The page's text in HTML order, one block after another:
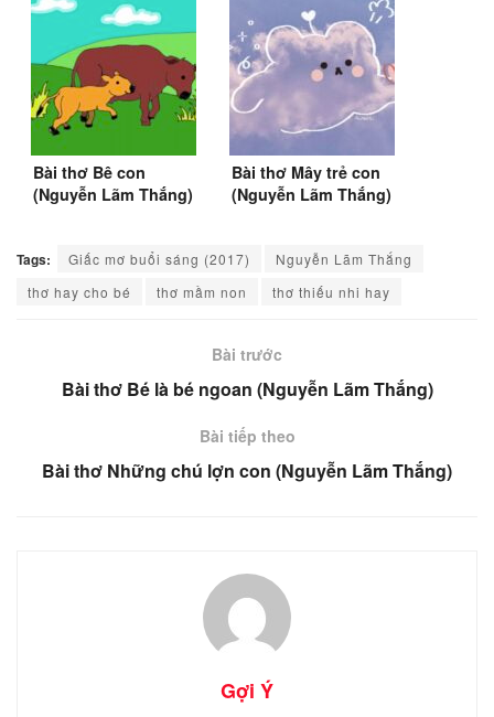
Bài thơ Bê con
(Nguyễn Lãm Thắng)
Bài thơ Mây trẻ con
(Nguyễn Lãm Thắng)
Tags: Giấc mơ buổi sáng (2017)
Nguyễn Lãm Thắng
thơ hay cho bé
thơ mầm non thơ thiếu nhi hay
Bài trước
Bài thơ Bé là bé ngoan (Nguyễn Lãm Thắng)
Bài tiếp theo
Bài thơ Những chú lợn con (Nguyễn Lãm Thắng)
Gợi Ý